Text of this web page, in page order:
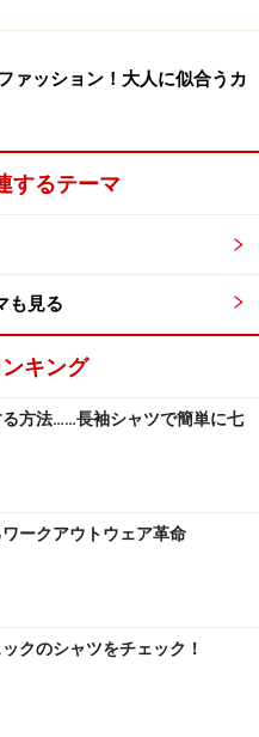
トな結び目に見えながら
だし、セミウインザーノ
たのです。実は、質感に
る必要がありました。
け算で決まる！最適
ノット。比較的コンパクト
基本的にシルクで織られ
ウール混紡のネクタイを
、徐々に進むビジネスフ
い、スーツ・ジャケパ
感あるネクタイが増えて
ァッション！大人に似合うカ
するテーマ
も見る
キング
方法……長袖シャツで簡単に七
ークアウトウェア革命
クのシャツをチェック！